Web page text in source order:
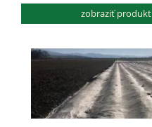
zobraziť produkt